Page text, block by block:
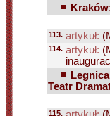
113. artykuł:
114. artykuł:
Teatr
115.